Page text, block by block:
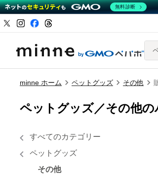
minne ホーム ペットグッズ その他
ペットグッズ／その他
すべてのカテゴリー
ペットグッズ
その他
無料診断